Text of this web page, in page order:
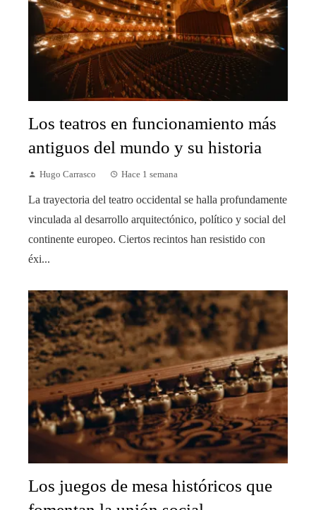
Los teatros en funcionamiento más
antiguos del mundo y su historia
Hugo Carrasco Hace 1 semana
La trayectoria del teatro occidental se halla profundamente
vinculada al desarrollo arquitectónico, político y social del
continente europeo. Ciertos recintos han resistido con
éxi...
Los juegos de mesa históricos que